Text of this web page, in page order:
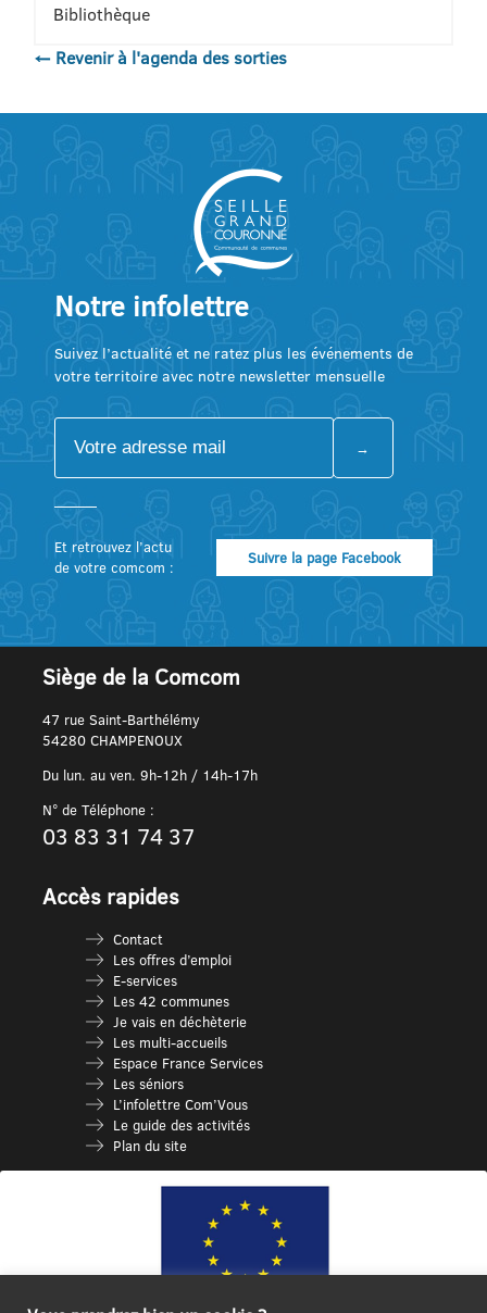
Bibliothèque
← Revenir à l'agenda des sorties
Notre infolettre
Suivez l’actualité et ne ratez plus les événements de
votre territoire avec notre newsletter mensuelle
Et retrouvez l’actu
de votre comcom :
Suivre la page Facebook
Siège de la Comcom
47 rue Saint-Barthélémy
54280 CHAMPENOUX
Du lun. au ven. 9h-12h / 14h-17h
N° de Téléphone :
03 83 31 74 37
Accès rapides
Contact
Les offres d’emploi
E-services
Les 42 communes
Je vais en déchèterie
Les multi-accueils
Espace France Services
Les séniors
L’infolettre Com’Vous
Le guide des activités
Plan du site